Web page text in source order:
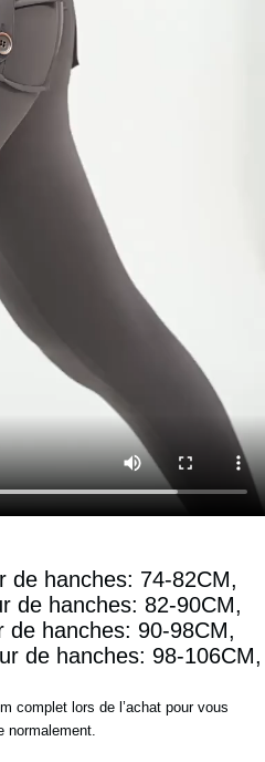
de hanches: 74-82CM,
de hanches: 82-90CM,
de hanches: 90-98CM,
de hanches: 98-106CM,
complet lors de l’achat pour vous
normalement.